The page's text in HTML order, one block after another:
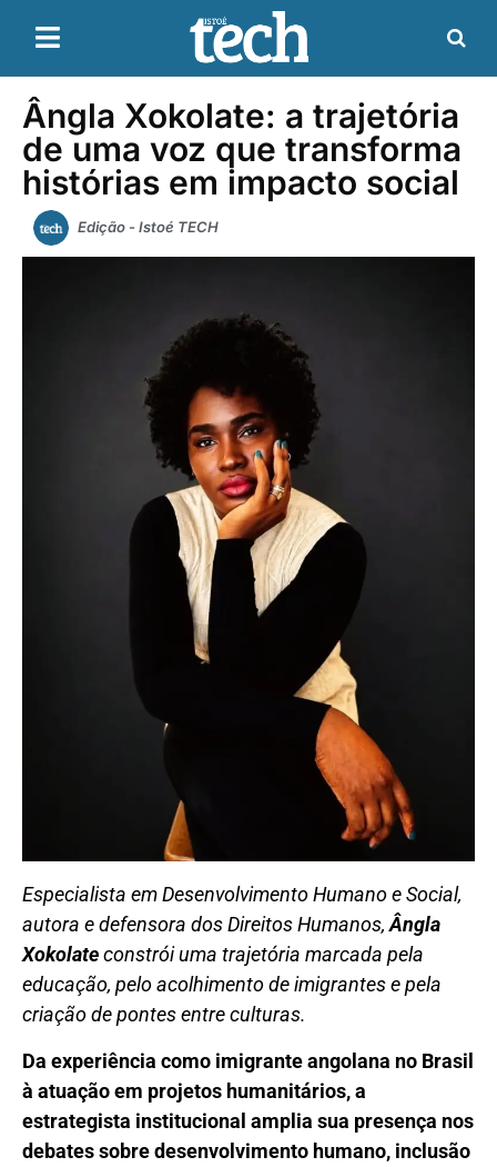
Ângla Xokolate: a trajetória
de uma voz que transforma
histórias em impacto social
Edição - Istoé TECH
Especialista em Desenvolvimento Humano e Social,
autora e defensora dos Direitos Humanos,Ângla
Xokolateconstrói uma trajetória marcada pela
educação, pelo acolhimento de imigrantes e pela
criação de pontes entre culturas.
Da experiência como imigrante angolana no Brasil
à atuação em projetos humanitários, a
estrategista institucional amplia sua presença nos
debates sobre desenvolvimento humano, inclusão